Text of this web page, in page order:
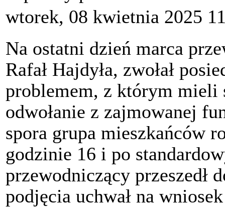
wtorek, 08 kwietnia 2025
Na ostatni dzień marca
Rafał Hajdyła, zwołał
problemem, z którym mieli
odwołanie z zajmowanej
spora grupa mieszkańców
godzinie 16 i po
przewodniczący przeszedł
podjęcia uchwał na